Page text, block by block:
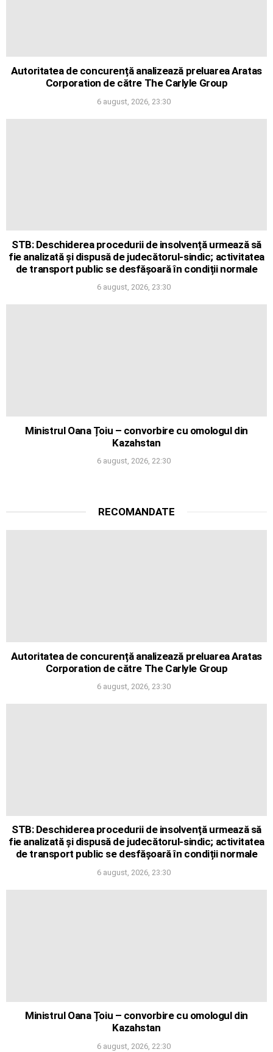
Autoritatea de concurență analizează preluarea Aratas
Corporation de către The Carlyle Group
6 august, 2026, 23:30
STB: Deschiderea procedurii de insolvență urmează să
fie analizată și dispusă de judecătorul-sindic; activitatea
de transport public se desfășoară în condiții normale
6 august, 2026, 23:30
Ministrul Oana Țoiu – convorbire cu omologul din
Kazahstan
6 august, 2026, 22:30
RECOMANDATE
Autoritatea de concurență analizează preluarea Aratas
Corporation de către The Carlyle Group
6 august, 2026, 23:30
STB: Deschiderea procedurii de insolvență urmează să
fie analizată și dispusă de judecătorul-sindic; activitatea
de transport public se desfășoară în condiții normale
6 august, 2026, 23:30
Ministrul Oana Țoiu – convorbire cu omologul din
Kazahstan
6 august, 2026, 22:30